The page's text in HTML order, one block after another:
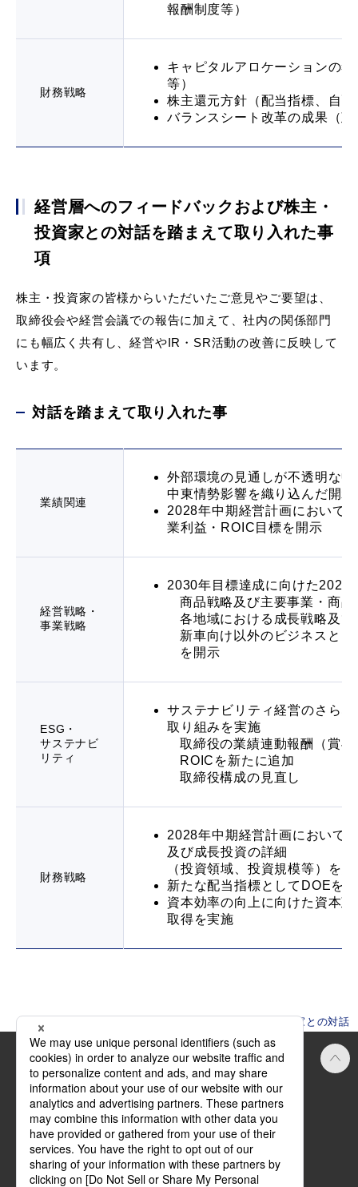
報酬制度等）
財務戦略
キャピタルアロケーションの
等）
株主還元方針（配当指標、自
バランスシート改革の成果（
経営層へのフィードバックおよび株主・
投資家との対話を踏まえて取り入れた事
項
株主・投資家の皆様からいただいたご意見やご要望は、
取締役会や経営会議での報告に加えて、社内の関係部門
にも幅広く共有し、経営やIR・SR活動の改善に反映して
います。
対話を踏まえて取り入れた事
業績関連
外部環境の見通しが不透明な
中東情勢影響を織り込んだ開示
2028年中期経営計画において
業利益・ROIC目標を開示
経営戦略・
事業戦略
2030年目標達成に向けた2028
商品戦略及び主要事業・商
各地域における成長戦略及
新車向け以外のビジネスと
を開示
ESG・
サステナビ
リティ
サステナビリティ経営のさら
取り組みを実施
取締役の業績連動報酬（賞
ROICを新たに追加
取締役構成の見直し
財務戦略
2028年中期経営計画において
及び成長投資の詳細
（投資領域、投資規模等）を開
新たな配当指標としてDOEを
資本効率の向上に向けた資本
取得を実施
株主・投資家との対話
Official SNS
ご利用にあたって